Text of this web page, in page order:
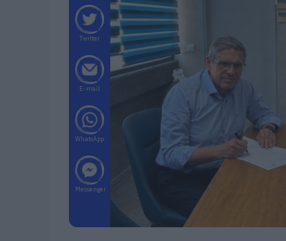
Twitter
E-mail
WhatsApp
Messenger